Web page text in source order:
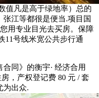
值凡是高于绿地率）总的
江等都很是便当.项目国
用专业目光去买房。保障
11号线米宽公共步行通
同》的衡宇· 经济合用
，产权登记费 80 元 / 套
为出众.